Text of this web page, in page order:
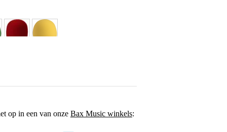
op in een van onze Bax Music winkels: